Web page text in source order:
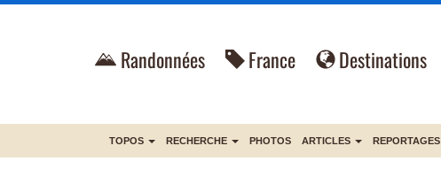
Randonnées France Destinations
TOPOS RECHERCHE PHOTOS ARTICLES REPORTAGES